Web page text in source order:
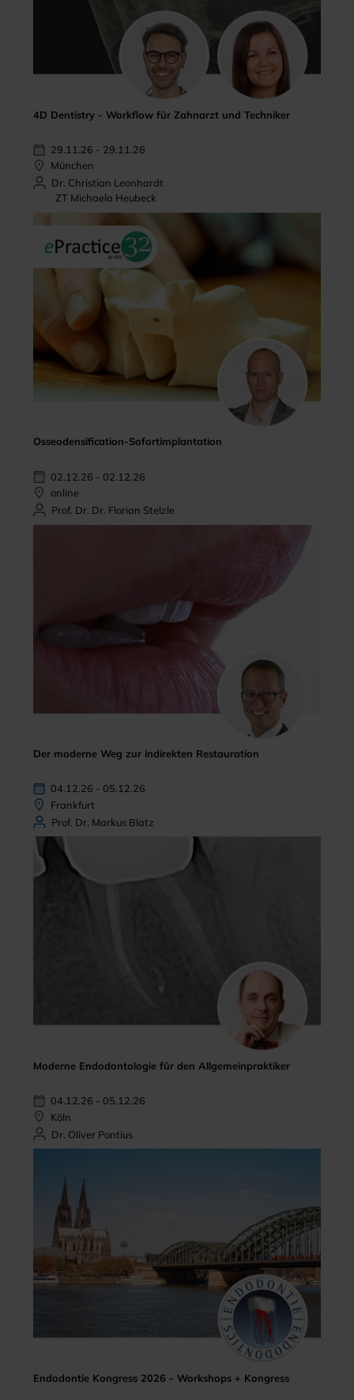
4D Dentistry - Workflow für Zahnarzt und Techniker
29.11.26 - 29.11.26
München
Dr. Christian Leonhardt
ZT Michaela Heubeck
Osseodensification-Sofortimplantation
02.12.26 - 02.12.26
online
Prof. Dr. Dr. Florian Stelzle
Der moderne Weg zur indirekten Restauration
04.12.26 - 05.12.26
Frankfurt
Prof. Dr. Markus Blatz
Moderne Endodontologie für den Allgemeinpraktiker
04.12.26 - 05.12.26
Köln
Dr. Oliver Pontius
Endodontie Kongress 2026 - Workshops + Kongress